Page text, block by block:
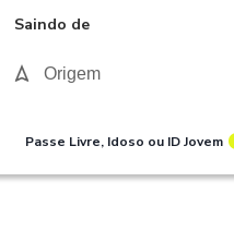
Saindo de
Passe Livre, Idoso ou ID Jovem